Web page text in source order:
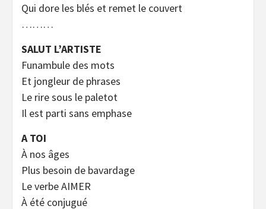
Qui dore les blés et remet le couvert
………
SALUT L’ARTISTE
Funambule des mots
Et jongleur de phrases
Le rire sous le paletot
Il est parti sans emphase
A TOI
À nos âges
Plus besoin de bavardage
Le verbe AIMER
À été conjugué